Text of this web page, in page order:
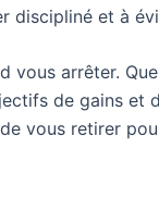
discipliné et à
vous arrêter.
de gains et
vous retirer